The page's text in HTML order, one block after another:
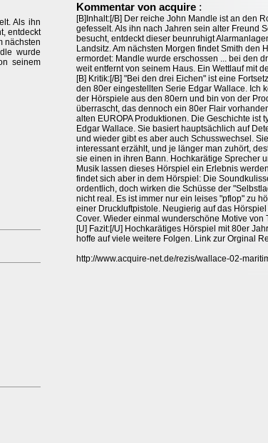
Als ihn
entdeckt
nächsten
wurde
seinem
Kommentar von acquire :
[B]Inhalt:[/B] Der reiche John Mandle ist an den
gefesselt. Als ihn nach Jahren sein alter Freund
besucht, entdeckt dieser beunruhigt
Landsitz. Am nächsten Morgen findet Smith den
ermordet: Mandle wurde erschossen ... bei den
weit entfernt von seinem Haus. Ein Wettlauf mit
[B] Kritik:[/B] "Bei den drei Eichen" ist eine
den 80er eingestellten Serie Edgar Wallace. Ich
der Hörspiele aus den 80ern und bin von der
überrascht, das dennoch ein 80er Flair
alten EUROPA Produktionen. Die Geschichte ist
Edgar Wallace. Sie basiert hauptsächlich auf
und wieder gibt es aber auch Schusswechsel.
interessant erzählt, und je länger man zuhört,
sie einen in ihren Bann. Hochkarätige Sprecher
Musik lassen dieses Hörspiel ein Erlebnis
findet sich aber in dem Hörspiel: Die
ordentlich, doch wirken die Schüsse der
nicht real. Es ist immer nur ein leises "pflop" zu
einer Druckluftpistole. Neugierig auf das
Cover. Wieder einmal wunderschöne Motive von
[U] Fazit:[/U] Hochkarätiges Hörspiel mit 80er
hoffe auf viele weitere Folgen. Link zur Orginal
http://www.acquire-net.de/rezis/wallace-02-